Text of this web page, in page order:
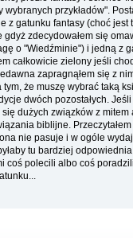
przykładów".
z gatunku fantasy (choć jest
zdecydowałem się
o "Wiedźminie") i jedną z
całkowicie zielony jeśli
zapragnąłem się z
że muszę wybrać taką
dwóch pozostałych.
się dużych związków z mitem
biblijne.
nie pasuje i w ogóle
tu bardziej
coś polecili albo coś